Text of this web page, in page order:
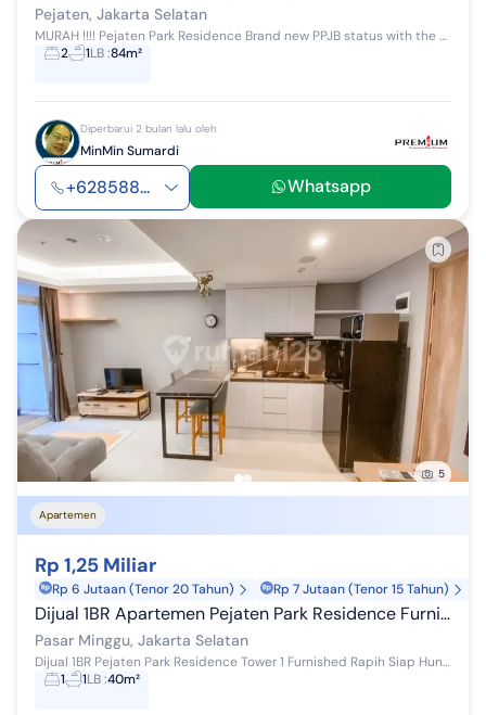
Pejaten, Jakarta Selatan
MURAH !!!! Pejaten Park Residence Brand new PPJB status with the Developer 2bedrooms 2bathrooms 84sqm High floor with open view Just handed over ...
2
1LB:84m²
Diperbarui 2 bulan lalu oleh
MinMin Sumardi
+628588... Whatsapp
5
Apartemen
Rp 1,25 Miliar
Rp 6 Jutaan (Tenor 20 Tahun) Rp 7 Jutaan (Tenor 15 Tahun)
Dijual 1BR Apartemen Pejaten Park Residence Furnished Rapih
Pasar Minggu, Jakarta Selatan
Dijual 1BR Pejaten Park Residence Tower 1 Furnished Rapih Siap Huni Good View Rp. 1.25 M nego Fasilitas : Swimming Pool Fitness Center Children's...
1
1LB:40m²